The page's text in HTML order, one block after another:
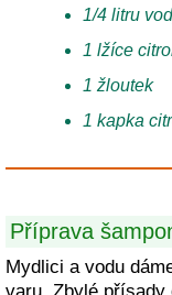
1/4 litru
1 lžíce
1 žloutek
1 kapka
Příprava
Mydlici a vodu